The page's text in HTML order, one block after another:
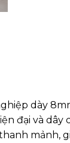
dày
đại và
mảnh,